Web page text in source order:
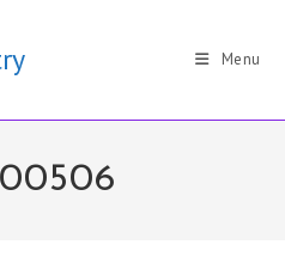
Menu